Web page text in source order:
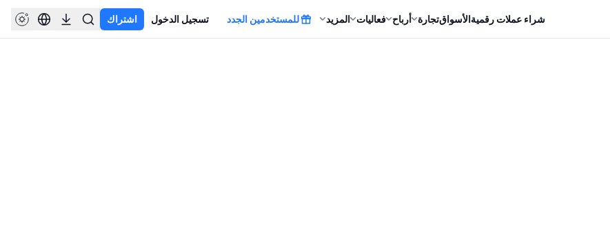
شراء عملات رقميةالأسواقتجارة أرباح فعاليات المزيد للمستخدمين الجدد تسجيل الدخول اشتراك